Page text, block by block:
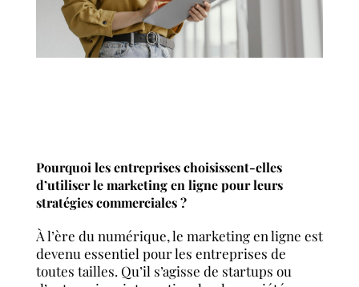
Pourquoi les entreprises choisissent-elles
d’utiliser le marketing en ligne pour leurs
stratégies commerciales ?
À l’ère du numérique, le marketing en ligne est
devenu essentiel pour les entreprises de
toutes tailles. Qu’il s’agisse de startups ou